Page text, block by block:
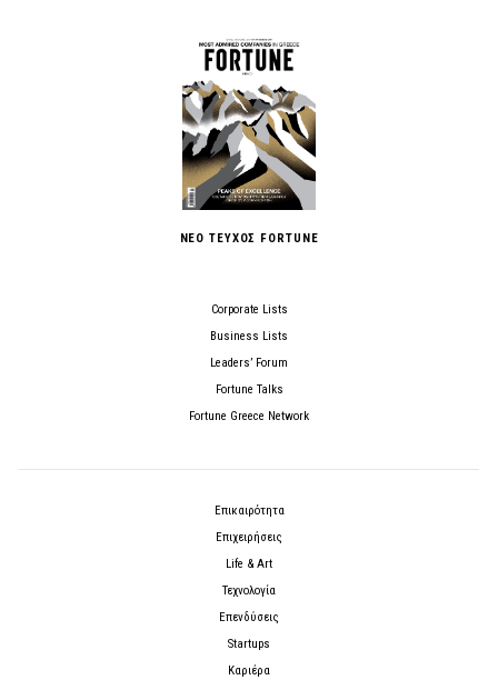
ΝΕΟ ΤΕΥΧΟΣ FORTUNE
Corporate Lists
Business Lists
Leaders’ Forum
Fortune Talks
Fortune Greece Network
Επικαιρότητα
Επιχειρήσεις
Life & Art
Τεχνολογία
Επενδύσεις
Startups
Καριέρα